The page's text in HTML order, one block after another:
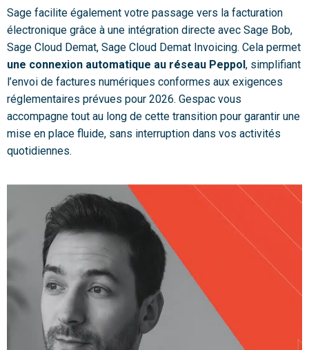
Sage facilite également votre passage vers la facturation
électronique grâce à une intégration directe avec Sage Bob,
Sage Cloud Demat, Sage Cloud Demat Invoicing. Cela permet
une connexion automatique au réseau Peppol, simplifiant
l’envoi de factures numériques conformes aux exigences
réglementaires prévues pour 2026. Gespac vous
accompagne tout au long de cette transition pour garantir une
mise en place fluide, sans interruption dans vos activités
quotidiennes.